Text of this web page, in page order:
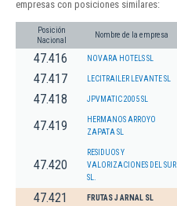
empresas con posiciones similares:
Posición
Nacional
Nombre de la empresa
47.416 NOVARA HOTELS SL
47.417 LECITRAILER LEVANTE SL
47.418 JPVMATIC 2005 SL
47.419
HERMANOS ARROYO
ZAPATA SL
47.420
RESIDUOS Y
VALORIZACIONES DEL SUR
SL.
47.421 FRUTAS J ARNAL SL